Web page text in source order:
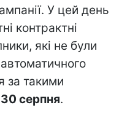
У цей день
контрактні
які не були
за такими
серпня.